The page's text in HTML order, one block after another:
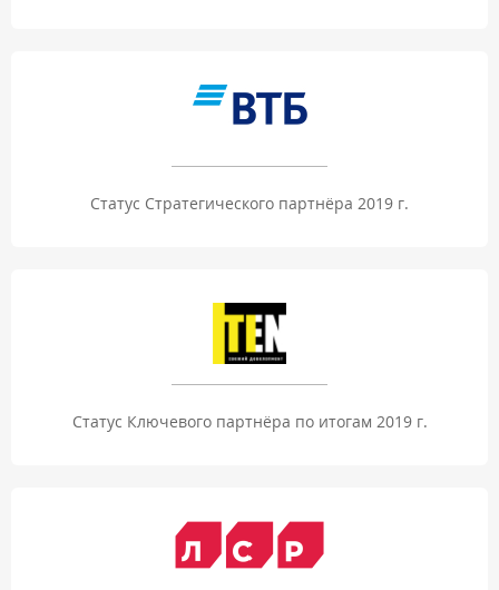
Статус Стратегического партнёра 2019 г.
Статус Ключевого партнёра по итогам 2019 г.